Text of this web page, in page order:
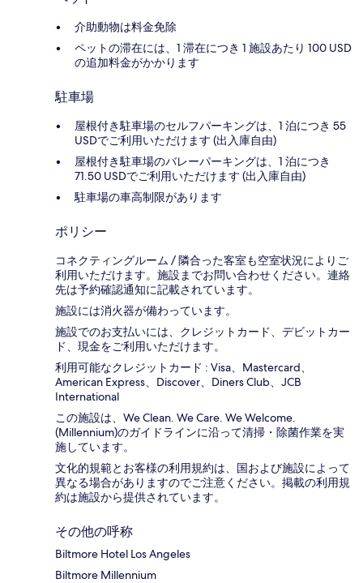
介助動物は料金免除
ペットの滞在には、1 滞在につき 1 施設あたり 100 USD
の追加料金がかかります
駐車場
屋根付き駐車場のセルフパーキングは、1 泊につき 55
USDでご利用いただけます (出入庫自由)
屋根付き駐車場のバレーパーキングは、1 泊につき
71.50 USDでご利用いただけます (出入庫自由)
駐車場の車高制限があります
ポリシー
コネクティングルーム / 隣合った客室も空室状況によりご
利用いただけます。施設までお問い合わせください。連絡
先は予約確認通知に記載されています。
施設には消火器が備わっています。
施設でのお支払いには、クレジットカード、デビットカー
ド、現金をご利用いただけます。
利用可能なクレジットカード : Visa、Mastercard、
American Express、Discover、Diners Club、JCB
International
この施設は、We Clean. We Care. We Welcome.
(Millennium)のガイドラインに沿って清掃・除菌作業を実
施しています。
文化的規範とお客様の利用規約は、国および施設によって
異なる場合がありますのでご注意ください。掲載の利用規
約は施設から提供されています。
その他の呼称
Biltmore Hotel Los Angeles
Biltmore Millennium